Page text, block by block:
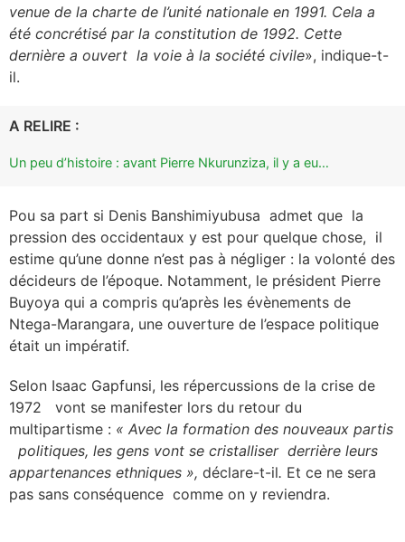
venue de la charte de l’unité nationale en 1991. Cela a
été concrétisé par la constitution de 1992. Cette
dernière a ouvert la voie à la société civile», indique-t-
il.
A RELIRE :
Un peu d’histoire : avant Pierre Nkurunziza, il y a eu…
Pou sa part si Denis Banshimiyubusa admet que la
pression des occidentaux y est pour quelque chose, il
estime qu’une donne n’est pas à négliger : la volonté des
décideurs de l’époque. Notamment, le président Pierre
Buyoya qui a compris qu’après les évènements de
Ntega-Marangara, une ouverture de l’espace politique
était un impératif.
Selon Isaac Gapfunsi, les répercussions de la crise de
1972 vont se manifester lors du retour du
multipartisme : « Avec la formation des nouveaux partis
politiques, les gens vont se cristalliser derrière leurs
appartenances ethniques », déclare-t-il. Et ce ne sera
pas sans conséquence comme on y reviendra.